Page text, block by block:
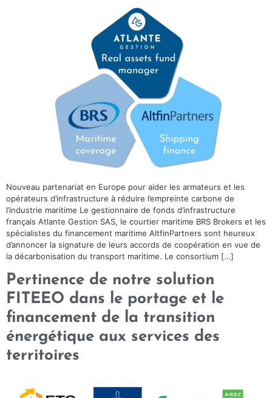
Nouveau partenariat en Europe pour aider les armateurs et les
opérateurs d’infrastructure à réduire l’empreinte carbone de
l’industrie maritime Le gestionnaire de fonds d’infrastructure
français Atlante Gestion SAS, le courtier maritime BRS Brokers et les
spécialistes du financement maritime AltfinPartners sont heureux
d’annoncer la signature de leurs accords de coopération en vue de
la décarbonisation du transport maritime. Le consortium […]
Pertinence de notre solution
FITEEO dans le portage et le
financement de la transition
énergétique aux services des
territoires